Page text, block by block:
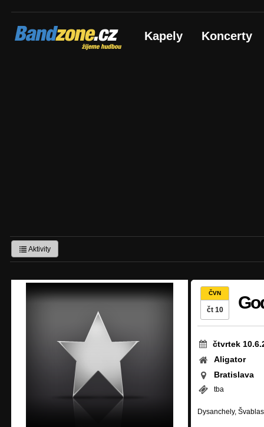
Bandzone.cz
žijeme hudbou Kapely Koncerty
Aktivity
ČVN
čt 10
čtvrtek
Aligator
Bratislava
tba
Dysanchely,